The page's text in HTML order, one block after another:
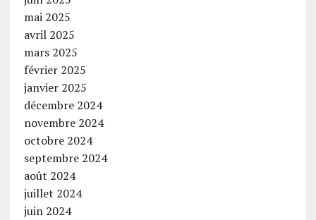
mai 2025
avril 2025
mars 2025
février 2025
janvier 2025
décembre 2024
novembre 2024
octobre 2024
septembre 2024
août 2024
juillet 2024
juin 2024